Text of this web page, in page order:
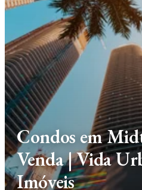
Condos em
Venda | Vida
Imóveis